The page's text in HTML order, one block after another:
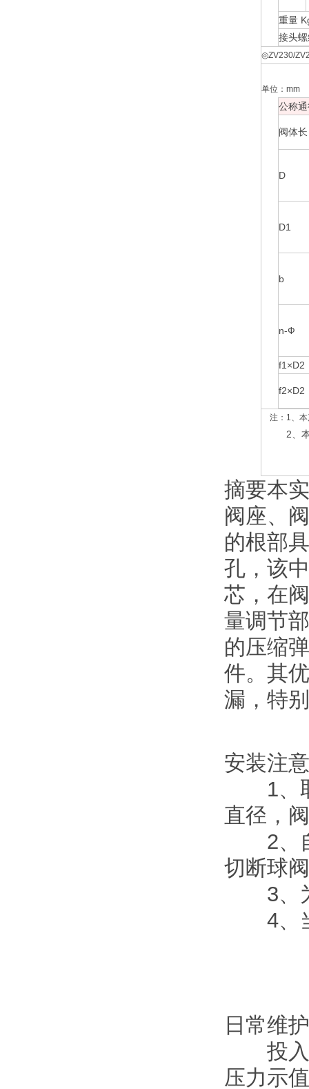
重量
接头
◎ZV230/
单位：mm
公称
阀体
D
D1
b
n-Ф
f1×D2
f2×D2
注：1、本
2、本产
摘要本
阀座、
的根部
孔，该
芯，在
量调节
的压缩
件。其
漏，特
安装注
1、取
直径，
2、自
切断球
3、为
4、当
日常维护
投入
压力示